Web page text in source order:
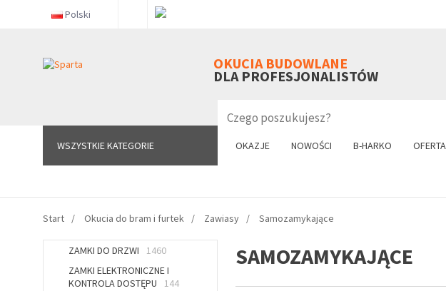
Polski
OKUCIA BUDOWLANE
DLA PROFESJONALISTÓW
WSZYSTKIE KATEGORIE OKAZJE NOWOŚCI B-HARKO
WSZYSTKIE KATEGORIE
Start Okucia do bram i furtek Zawiasy Samozamykające
ZAMKI DO DRZWI
1460
ZAMKI ELEKTRONICZNE I
KONTROLA DOSTĘPU
144
SAMOZAMYKAJĄCE